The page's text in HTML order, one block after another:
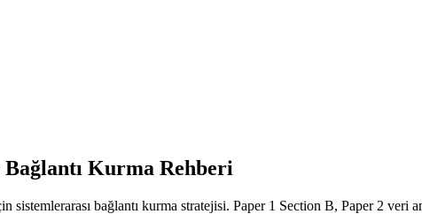
Kurma Rehberi
bağlantı kurma stratejisi. Paper 1 Section B, Paper 2 veri